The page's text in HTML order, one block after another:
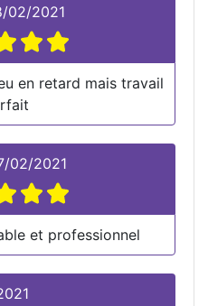
02/2021
en retard mais travail
02/2021
et professionnel